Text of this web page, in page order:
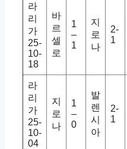
라
리
가
25-
10-
18
바
르
셀
로
1
–
1
지
로
나
2-
1
라
리
가
25-
10-
04
지
로
나
1
–
0
발
렌
시
아
2-
1